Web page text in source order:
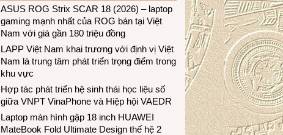
ASUS ROG Strix SCAR 18 (2026) – laptop
gaming mạnh nhất của ROG bán tại Việt
Nam với giá gần 180 triệu đồng
LAPP Việt Nam khai trương với định vị Việt
Nam là trung tâm phát triển trọng điểm trong
khu vực
Hợp tác phát triển hệ sinh thái học liệu số
giữa VNPT VinaPhone và Hiệp hội VAEDR
Laptop màn hình gập 18 inch HUAWEI
MateBook Fold Ultimate Design thế hệ 2